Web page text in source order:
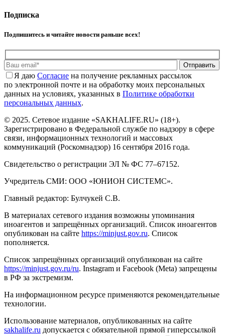
Подписка
Подпишитесь и читайте новости раньше всех!
Отправить
Я даю Cогласие на получение рекламных рассылок
по электронной почте и на обработку моих персональных
данных на условиях, указанных в Политике обработки
персональных данных.
© 2025. Сетевое издание «SAKHALIFE.RU» (18+).
Зарегистрировано в Федеральной службе по надзору в сфере
связи, информационных технологий и массовых
коммуникаций (Роскомнадзор) 16 сентября 2016 года.
Свидетельство о регистрации ЭЛ № ФС 77–67152.
Учредитель СМИ: ООО «ЮНИОН СИСТЕМС».
Главный редактор: Булчукей С.В.
В материалах сетевого издания возможны упоминания
иноагентов и запрещённых организаций. Список иноагентов
опубликован на сайте https://minjust.gov.ru. Список
пополняется.
Список запрещённых организаций опубликован на сайте
https://minjust.gov.ru/ru. Instagram и Facebook (Metа) запрещены
в РФ за экстремизм.
На информационном ресурсе применяются рекомендательные
технологии.
Использование материалов, опубликованных на сайте
sakhalife.ru допускается с обязательной прямой гиперссылкой